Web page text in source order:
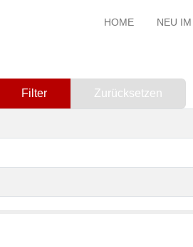
HOME NEU
Filter Zurücksetzen